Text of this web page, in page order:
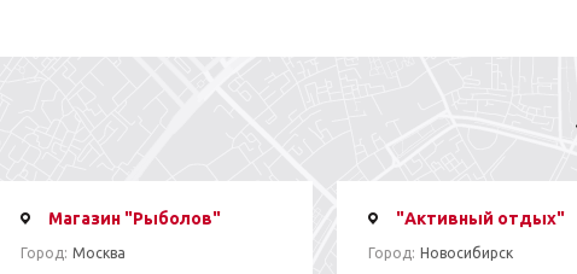
Магазин "Рыболов"
Город: Москва
"Активный отдых"
Город: Новосибирск